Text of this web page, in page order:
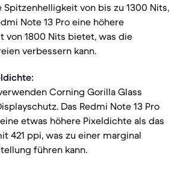
Spitzenhelligkeit von bis zu 1300 Nits,
Note 13 Pro eine höhere
von 1800 Nits bietet, was die
verbessern kann.
Corning Gorilla Glass
Das Redmi Note 13 Pro
etwas höhere Pixeldichte als das
421 ppi, was zu einer marginal
führen kann.